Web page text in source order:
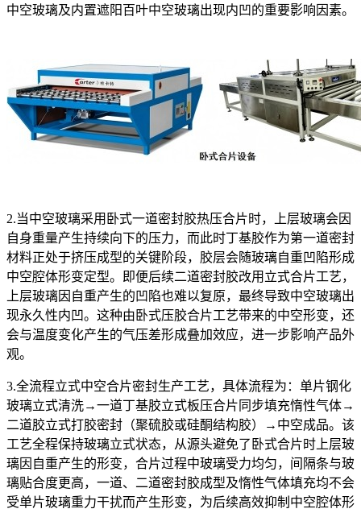
中空玻璃及内置遮阳百叶中空玻璃出现内凹的重要影响因素。
2.当中空玻璃采用卧式一道密封胶热压合片时，上层玻璃会因
自身重量产生持续向下的压力，而此时丁基胶作为第一道密封
材料正处于挤压成型的关键阶段，胶层会随玻璃自重凹陷形成
中空腔体形变定型。即便后续二道密封胶改用立式合片工艺，
上层玻璃因自重产生的凹陷也难以复原，最终导致中空玻璃出
现永久性内凹。这种由卧式压胶合片工艺带来的中空形变，还
会与温度变化产生的气压差形成叠加效应，进一步影响产品外
观。
3.全流程立式中空合片密封生产工艺，具体流程为：单片钢化
玻璃立式清洗→一道丁基胶立式板压合片同步填充惰性气体→
二道胶立式打胶密封（聚硫胶或硅酮结构胶）→中空成品。该
工艺全程保持玻璃立式状态，从源头避免了卧式合片时上层玻
璃因自重产生的形变，合片过程中玻璃受力均匀，间隔条与玻
璃贴合度更高，一道、二道密封胶成型及惰性气体填充均不会
受单片玻璃重力干扰而产生形变，为后续高效抑制中空腔体形